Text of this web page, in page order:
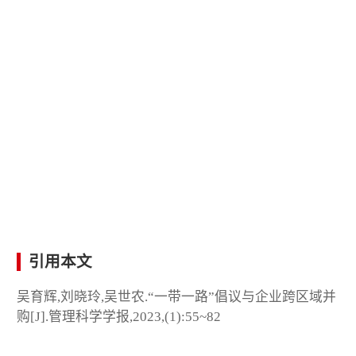
引用本文
吴育辉,刘晓玲,吴世农.“一带一路”倡议与企业跨区域并
购[J].管理科学学报,2023,(1):55~82